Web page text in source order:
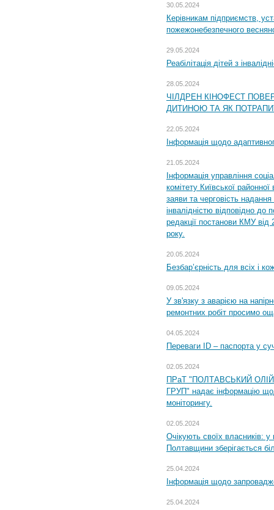
30.05.2024
Керівникам підприємств,
пожежонебезпечного
29.05.2024
Реабілітація дітей з
28.05.2024
ЧІЛДРЕН КІНОФЕСТ
ДИТИНОЮ ТА ЯК
22.05.2024
Інформація щодо
21.05.2024
Інформація управління
комітету Київської
заяви та черговість надання
інвалідністю відповідно
редакції постанови КМУ від
року.
20.05.2024
Безбар’єрність для всіх і
09.05.2024
У зв'язку з аварією на
ремонтних робіт просимо
04.05.2024
Переваги ID – паспорта у
02.05.2024
ПРаТ "ПОЛТАВСЬКИЙ
ГРУП" надає інформацію
моніторингу.
02.05.2024
Очікують своїх власників: у
Полтавщини зберігається
25.04.2024
Інформація щодо
25.04.2024